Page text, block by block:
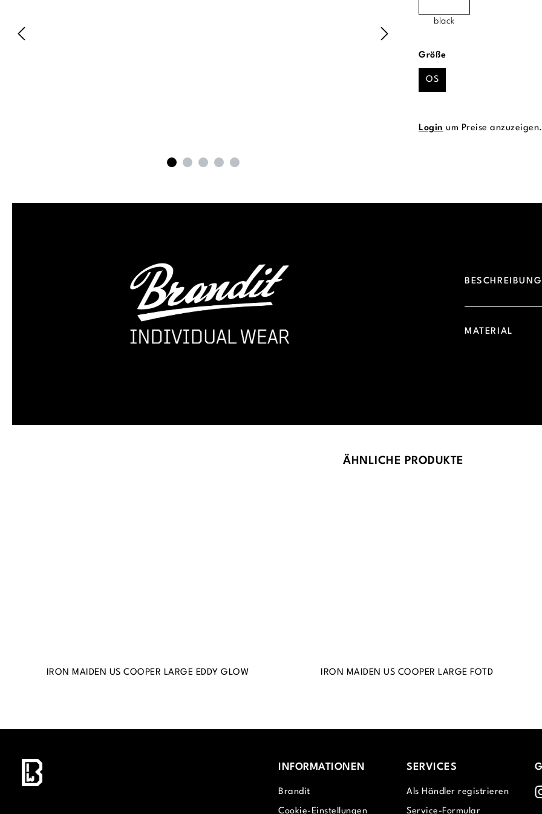
black
Größeauswählen
OS
Login um Preise anzuzeigen.
BESCHREIBUNG
MATERIAL
ÄHNLICHE PRODUKTE
IRON MAIDEN US COOPER LARGE EDDY GLOW IRON MAIDEN US COOPER LARGE FOTD
INFORMATIONEN
Brandit
Cookie-Einstellungen
SERVICES
Als Händler registrieren
Service-Formular